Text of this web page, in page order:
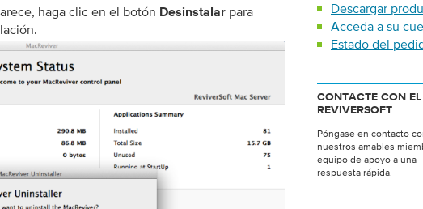
haga clic en el botón Desinstalar para
Descargar
Acceda a su
Estado del
CONTACTE CON
REVIVERSOFT
Póngase en contacto
nuestros amables
equipo de apoyo a una
respuesta rápida.